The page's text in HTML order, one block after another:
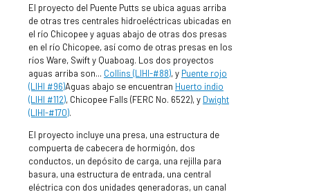
El proyecto del Puente Putts se ubica aguas arriba
de otras tres centrales hidroeléctricas ubicadas en
el río Chicopee y aguas abajo de otras dos presas
en el río Chicopee, así como de otras presas en los
ríos Ware, Swift y Quaboag. Los dos proyectos
aguas arriba son... Collins (LIHI-#88), y Puente rojo
(LIHI #96)Aguas abajo se encuentran Huerto indio
(LIHI #112), Chicopee Falls (FERC No. 6522), y Dwight
(LIHI-#170).
El proyecto incluye una presa, una estructura de
compuerta de cabecera de hormigón, dos
conductos, un depósito de carga, una rejilla para
basura, una estructura de entrada, una central
eléctrica con dos unidades generadoras, un canal